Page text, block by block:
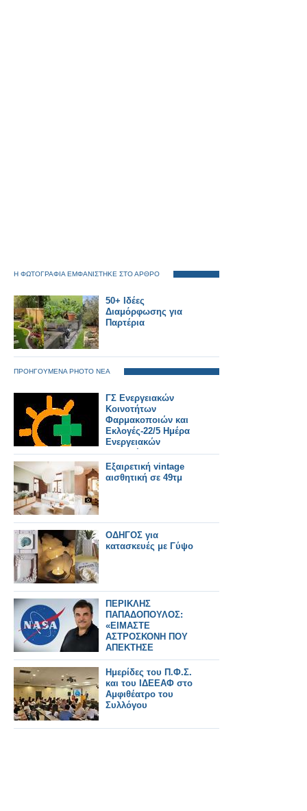
Η ΦΩΤΟΓΡΑΦΙΑ ΕΜΦΑΝΙΣΤΗΚΕ ΣΤΟ ΑΡΘΡΟ
50+ Ιδέες
Διαμόρφωσης για
Παρτέρια
ΠΡΟΗΓΟΥΜΕΝΑ PHOTO ΝΕΑ
ΓΣ Ενεργειακών
Κοινοτήτων
Φαρμακοποιών και
Εκλογές-22/5 Ημέρα
Ενεργειακών
Κοινοτήτων στην
Ευρώπη
Εξαιρετική vintage
αισθητική σε 49τμ
ΟΔΗΓΟΣ για
κατασκευές με Γύψο
ΠΕΡΙΚΛΗΣ
ΠΑΠΑΔΟΠΟΥΛΟΣ:
«ΕΙΜΑΣΤΕ
ΑΣΤΡΟΣΚΟΝΗ ΠΟΥ
ΑΠΕΚΤΗΣΕ
ΣΥΝΕΙΔΗΣΗ» – Ο
ΗΓΕΤΗΣ ΤΗΣ NASA
ΠΙΣΩ ΑΠΟ ΤΟ Artemis
II
Ημερίδες του Π.Φ.Σ.
και του ΙΔΕΕΑΦ στο
Αμφιθέατρο του
Συλλόγου